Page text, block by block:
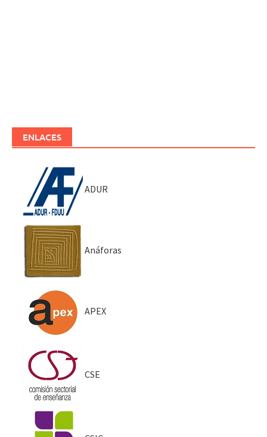
ENLACES
ADUR
Anáforas
APEX
CSE